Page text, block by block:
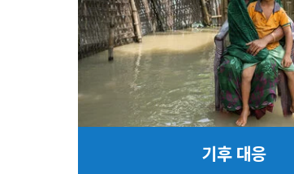
기후 대응